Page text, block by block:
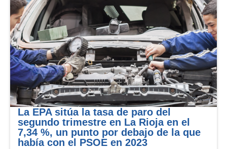
La EPA sitúa la tasa de paro del
segundo trimestre en La Rioja en el
7,34 %, un punto por debajo de la que
había con el PSOE en 2023